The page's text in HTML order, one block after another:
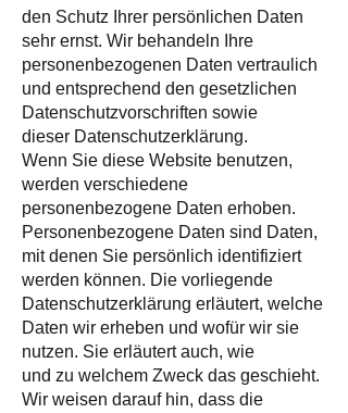
den Schutz Ihrer persönlichen Daten
sehr ernst. Wir behandeln Ihre
personenbezogenen Daten vertraulich
und entsprechend den gesetzlichen
Datenschutzvorschriften sowie
dieser Datenschutzerklärung.
Wenn Sie diese Website benutzen,
werden verschiedene
personenbezogene Daten erhoben.
Personenbezogene Daten sind Daten,
mit denen Sie persönlich identifiziert
werden können. Die vorliegende
Datenschutzerklärung erläutert, welche
Daten wir erheben und wofür wir sie
nutzen. Sie erläutert auch, wie
und zu welchem Zweck das geschieht.
Wir weisen darauf hin, dass die